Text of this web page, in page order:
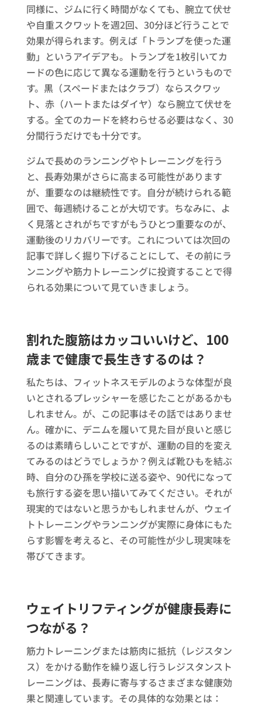
同様に、ジムに行く時間がなくても、腕立て伏せ
や自重スクワットを週2回、30分ほど行うことで
効果が得られます。例えば「トランプを使った運
動」というアイデアも。トランプを1枚引いてカ
ードの色に応じて異なる運動を行うというもので
す。黒（スペードまたはクラブ）ならスクワッ
ト、赤（ハートまたはダイヤ）なら腕立て伏せを
する。全てのカードを終わらせる必要はなく、30
分間行うだけでも十分です。
ジムで長めのランニングやトレーニングを行う
と、長寿効果がさらに高まる可能性があります
が、重要なのは継続性です。自分が続けられる範
囲で、毎週続けることが大切です。ちなみに、よ
く見落とされがちですがもうひとつ重要なのが、
運動後のリカバリーです。これについては次回の
記事で詳しく掘り下げることにして、その前にラ
ンニングや筋力トレーニングに投資することで得
られる効果について見ていきましょう。
割れた腹筋はカッコいいけど、100
歳まで健康で長生きするのは？
私たちは、フィットネスモデルのような体型が良
いとされるプレッシャーを感じたことがあるかも
しれません。が、この記事はその話ではありませ
ん。確かに、デニムを履いて見た目が良いと感じ
るのは素晴らしいことですが、運動の目的を変え
てみるのはどうでしょうか？例えば靴ひもを結ぶ
時、自分のひ孫を学校に送る姿や、90代になって
も旅行する姿を思い描いてみてください。それが
現実的ではないと思うかもしれませんが、ウェイ
トトレーニングやランニングが実際に身体にもた
らす影響を考えると、その可能性が少し現実味を
帯びてきます。
ウェイトリフティングが健康長寿に
つながる？
筋力トレーニングまたは筋肉に抵抗（レジスタン
ス）をかける動作を繰り返し行うレジスタンスト
レーニングは、長寿に寄与するさまざまな健康効
果と関連しています。その具体的な効果とは：